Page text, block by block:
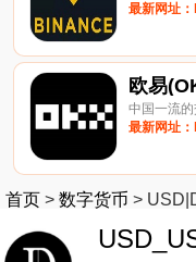
最新网址
欧易
中国一流
最新网址
首页 > 数字货币 >